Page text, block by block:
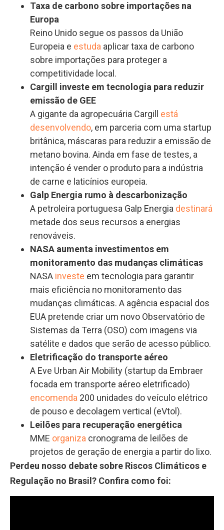
Taxa de carbono sobre importações na
Europa
Reino Unido segue os passos da União
Europeia e estuda aplicar taxa de carbono
sobre importações para proteger a
competitividade local.
Cargill investe em tecnologia para reduzir
emissão de GEE
A gigante da agropecuária Cargill está
desenvolvendo, em parceria com uma startup
britânica, máscaras para reduzir a emissão de
metano bovina. Ainda em fase de testes, a
intenção é vender o produto para a indústria
de carne e laticínios europeia.
Galp Energia rumo à descarbonização
A petroleira portuguesa Galp Energia destinará
metade dos seus recursos a energias
renováveis.
NASA aumenta investimentos em
monitoramento das mudanças climáticas
NASA investe em tecnologia para garantir
mais eficiência no monitoramento das
mudanças climáticas. A agência espacial dos
EUA pretende criar um novo Observatório de
Sistemas da Terra (OSO) com imagens via
satélite e dados que serão de acesso público.
Eletrificação do transporte aéreo
A Eve Urban Air Mobility (startup da Embraer
focada em transporte aéreo eletrificado)
encomenda 200 unidades do veículo elétrico
de pouso e decolagem vertical (eVtol).
Leilões para recuperação energética
MME organiza cronograma de leilões de
projetos de geração de energia a partir do lixo.
Perdeu nosso debate sobre Riscos Climáticos e
Regulação no Brasil? Confira como foi: